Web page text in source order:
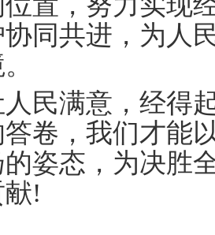
同共进，为人
满意，经得起
卷，我们才能
姿态，为决胜
!